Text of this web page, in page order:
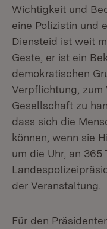
Wichtigkeit und
eine Polizistin und
Diensteid ist weit
Geste, er ist ein
demokratischen
Verpflichtung, zum
Gesellschaft zu
dass sich die
können, wenn sie
um die Uhr, an 365
der Veranstaltung.
Für den